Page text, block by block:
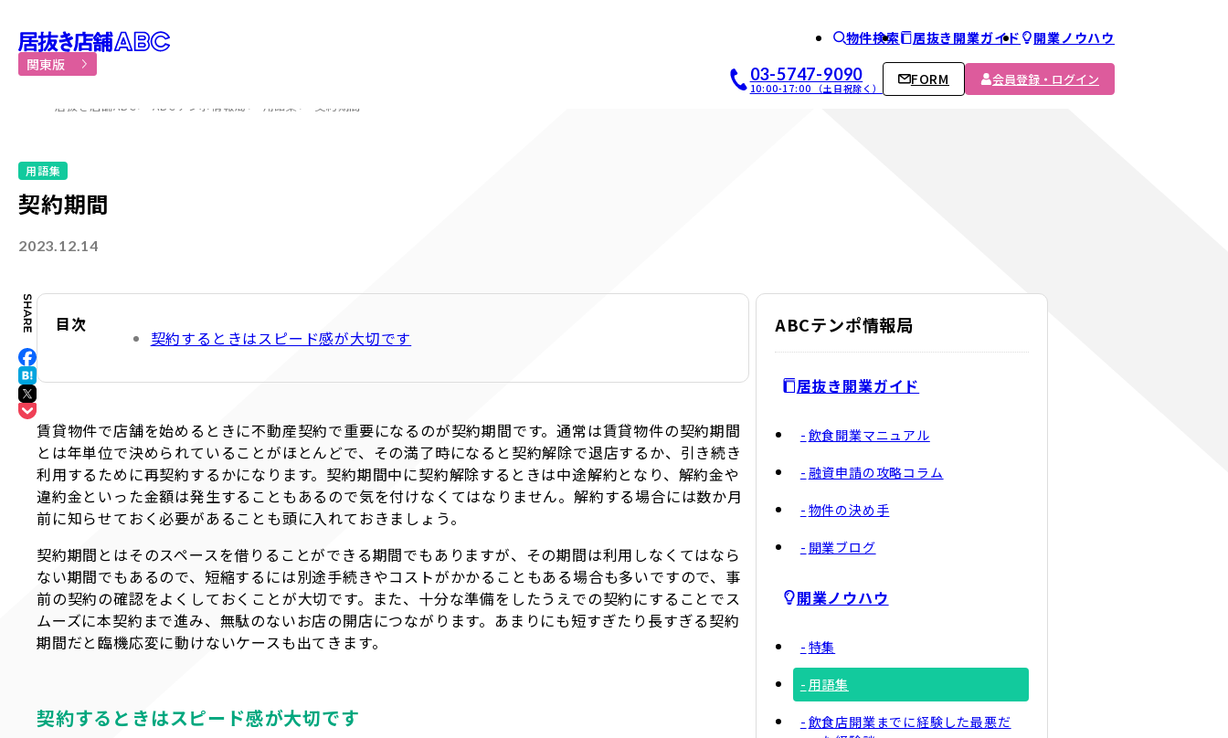
居抜き物件・貸店舗での飲食店開業｜居抜き店舗ABCホーム
関東版
物件検索 居抜き開業ガイド 開業ノウハウ
03-5747-9090
10:00-17:00 （土日祝除く）
FORM 会員登録・ログイン
居抜き店舗ABC ABCテンポ情報局 用語集 契約期間
用語集
契約期間
2023.12.14
目次
契約するときはスピード感が大切です
賃貸物件で店舗を始めるときに不動産契約で重要になるのが契約期間です。通常は賃貸物件の契約期間
とは年単位で決められていることがほとんどで、その満了時になると契約解除で退店するか、引き続き
利用するために再契約するかになります。契約期間中に契約解除するときは中途解約となり、解約金や
違約金といった金額は発生することもあるので気を付けなくてはなりません。解約する場合には数か月
前に知らせておく必要があることも頭に入れておきましょう。
契約期間とはそのスペースを借りることができる期間でもありますが、その期間は利用しなくてはなら
ない期間でもあるので、短縮するには別途手続きやコストがかかることもある場合も多いですので、事
前の契約の確認をよくしておくことが大切です。また、十分な準備をしたうえでの契約にすることでス
ムーズに本契約まで進み、無駄のないお店の開店につながります。あまりにも短すぎたり長すぎる契約
期間だと臨機応変に動けないケースも出てきます。
契約するときはスピード感が大切です
ABCテンポ情報局
居抜き開業ガイド
飲食開業マニュアル
融資申請の攻略コラム
物件の決め手
開業ブログ
開業ノウハウ
特集
用語集
飲食店開業までに経験した最悪だ